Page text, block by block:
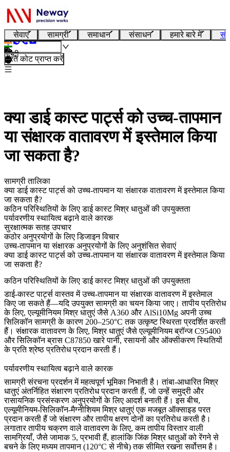
सेवाएं सामग्री समाधान संसाधन हमारे बारे में
हिन्दी
तुरंत कोट प्राप्त करें
क्या डाई कास्ट पार्ट्स को उच्च-तापमान
या संक्षारक वातावरण में इस्तेमाल किया
जा सकता है?
सामग्री तालिका
क्या डाई कास्ट पार्ट्स को उच्च-तापमान या संक्षारक वातावरण में इस्तेमाल किया
जा सकता है?
कठिन परिस्थितियों के लिए डाई कास्ट मिश्र धातुओं की उपयुक्तता
पर्यावरणीय स्थायित्व बढ़ाने वाले कारक
सुरक्षात्मक सतह उपचार
कठोर अनुप्रयोगों के लिए डिजाइन विचार
उच्च-तापमान या संक्षारक अनुप्रयोगों के लिए अनुशंसित सेवाएं
क्या डाई कास्ट पार्ट्स को उच्च-तापमान या संक्षारक वातावरण में इस्तेमाल किया
जा सकता है?
कठिन परिस्थितियों के लिए डाई कास्ट मिश्र धातुओं की उपयुक्तता
डाई-कास्ट पार्ट्स वास्तव में उच्च-तापमान या संक्षारक वातावरण में इस्तेमाल
किए जा सकते हैं—यदि उपयुक्त सामग्री का चयन किया जाए। तापीय प्रतिरोध
के लिए,एल्यूमीनियम मिश्र धातुएंजैसे A360 और AlSi10Mg अपनी उच्च
सिलिकॉन सामग्री के कारण 200–250°C तक उत्कृष्ट स्थिरता प्रदर्शित करती
हैं। संक्षारक वातावरण के लिए, मिश्र धातुएं जैसेएल्यूमीनियम ब्रॉन्ज C95400
औरसिलिकॉन ब्रास C87850खारे पानी, रसायनों और ऑक्सीकरण स्थितियों
के प्रति श्रेष्ठ प्रतिरोध प्रदान करती हैं।
पर्यावरणीय स्थायित्व बढ़ाने वाले कारक
सामग्री संरचना प्रदर्शन में महत्वपूर्ण भूमिका निभाती है। तांबा-आधारित मिश्र
धातुएं अंतर्निहित संक्षारण प्रतिरोध प्रदान करती हैं, जो उन्हें समुद्री और
रासायनिक प्रसंस्करण अनुप्रयोगों के लिए आदर्श बनाती हैं। इस बीच,
एल्यूमीनियम-सिलिकॉन-मैग्नीशियम मिश्र धातुएं एक मजबूत ऑक्साइड परत
प्रदान करती हैं जो संक्षारण और तापीय क्षरण दोनों का प्रतिरोध करती है।
लगातार तापीय चक्रण वाले वातावरण के लिए, कम तापीय विस्तार वाली
सामग्रियाँ, जैसेजामाक 5, प्रभावी हैं, हालांकि जिंक मिश्र धातुओं को रेंगने से
बचने के लिए मध्यम तापमान (120°C से नीचे) तक सीमित रखना सर्वोत्तम है।